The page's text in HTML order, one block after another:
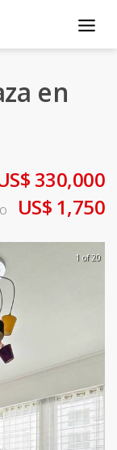
en
330,000
US$ 1,750
1 of 20